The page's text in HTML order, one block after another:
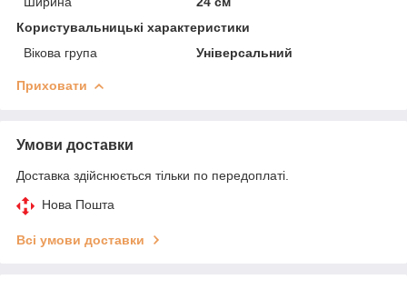
Користувальницькі характеристики
Вікова група
Універсальний
Приховати
Умови доставки
Доставка здійснюється тільки по передоплаті.
Нова Пошта
Всі умови доставки